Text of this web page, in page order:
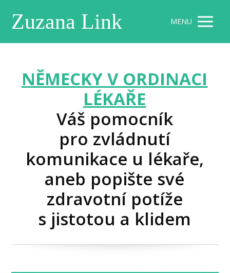
Zuzana Link MENU
NĚMECKY V ORDINACI
LÉKAŘE
Váš pomocník
pro zvládnutí
komunikace u lékaře,
aneb popište své
zdravotní potíže
s jistotou a klidem